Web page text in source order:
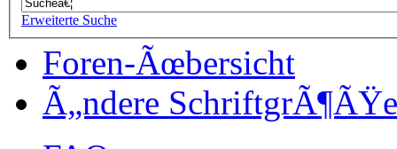
Erweiterte Suche
Foren-Ãœbersicht
Ã„ndere SchriftgrÃ¶ÃŸe